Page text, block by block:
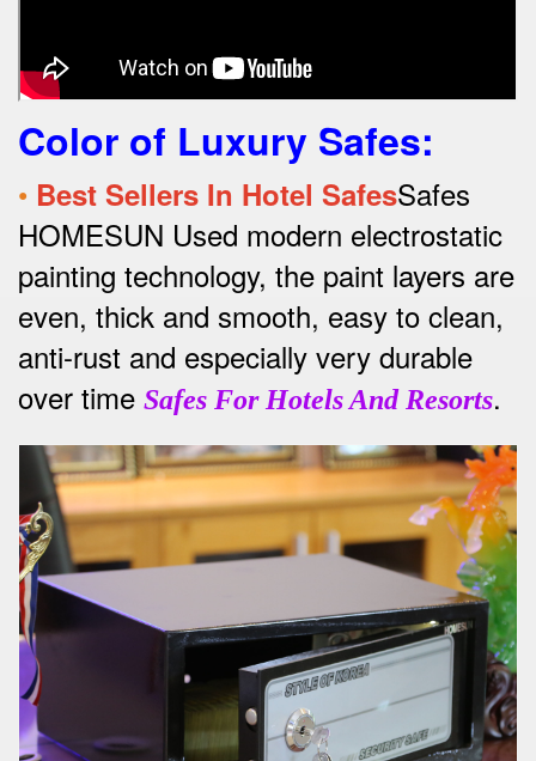
Color of Luxury Safes:
• Best Sellers In Hotel SafesSafes
HOMESUN Used modern electrostatic
painting technology, the paint layers are
even, thick and smooth, easy to clean,
anti-rust and especially very durable
over time Safes For Hotels And Resorts.